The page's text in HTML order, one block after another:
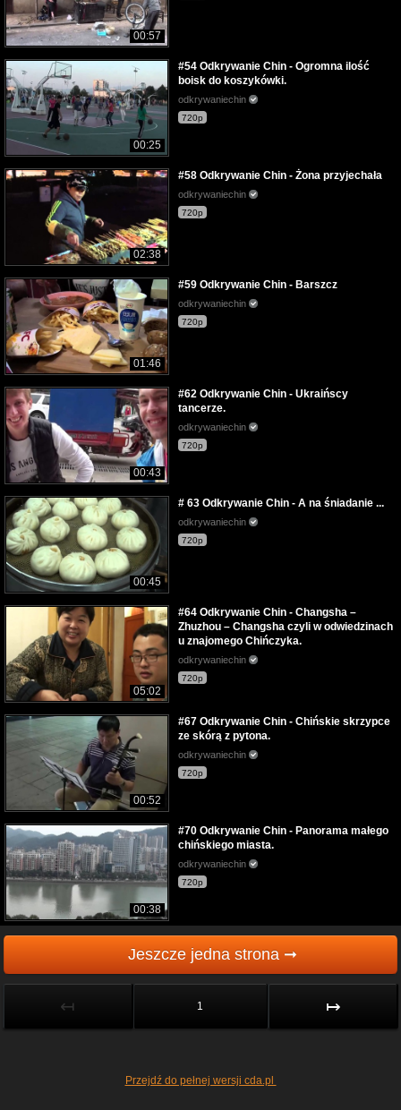
00:57
00:25
#54 Odkrywanie Chin - Ogromna ilość
boisk do koszykówki.
odkrywaniechin
720p
02:38
#58 Odkrywanie Chin - Żona przyjechała
odkrywaniechin
720p
01:46
#59 Odkrywanie Chin - Barszcz
odkrywaniechin
720p
00:43
#62 Odkrywanie Chin - Ukraińscy
tancerze.
odkrywaniechin
720p
00:45
# 63 Odkrywanie Chin - A na śniadanie ...
odkrywaniechin
720p
05:02
#64 Odkrywanie Chin - Changsha –
Zhuzhou – Changsha czyli w odwiedzinach
u znajomego Chińczyka.
odkrywaniechin
720p
00:52
#67 Odkrywanie Chin - Chińskie skrzypce
ze skórą z pytona.
odkrywaniechin
720p
00:38
#70 Odkrywanie Chin - Panorama małego
chińskiego miasta.
odkrywaniechin
720p
Jeszcze jedna strona ➞
↤ 1 ↦
Przejdź do pełnej wersji cda.pl